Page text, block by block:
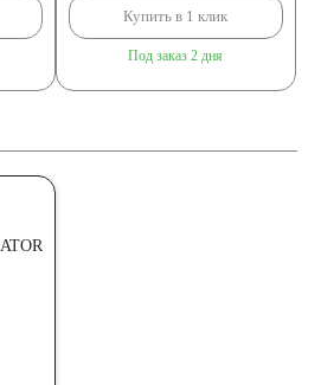
Купить в 1 клик
Под заказ 2 дня